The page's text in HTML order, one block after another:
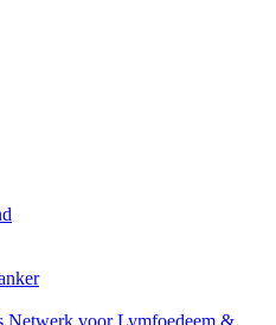
Netwerk voor Lymfoedeem &